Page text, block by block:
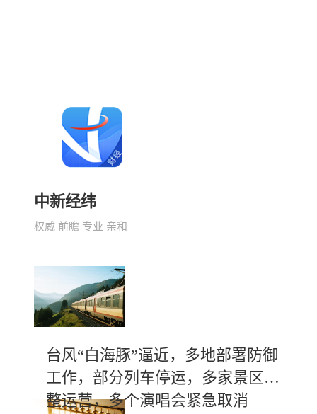
中新经纬
权威 前瞻 专业 亲和
台风“白海豚”逼近，多地部署防御
工作，部分列车停运，多家景区调
整运营，多个演唱会紧急取消